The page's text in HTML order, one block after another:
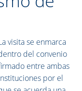
visita se enmarca
del convenio
entre ambas
por el